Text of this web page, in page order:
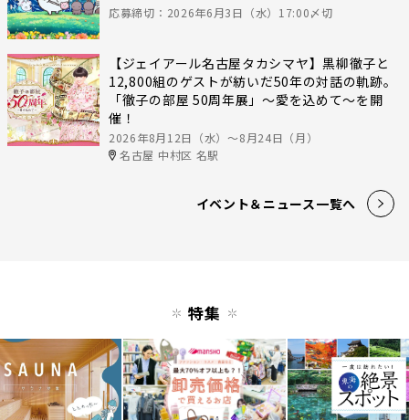
応募締切：2026年6月3日（水）17:00〆切
【ジェイアール名古屋タカシマヤ】黒柳徹子と
12,800組のゲストが紡いだ50年の対話の軌跡。
「徹子の部屋 50周年展」～愛を込めて～を開
催！
2026年8月12日（水）〜8月24日（月）
名古屋 中村区 名駅
イベント＆ニュース一覧へ
特集